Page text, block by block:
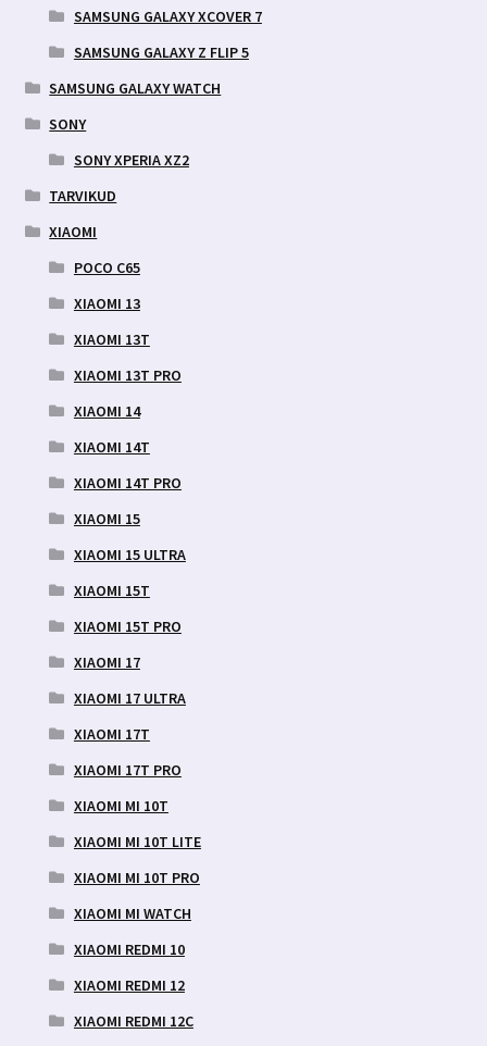
SAMSUNG GALAXY XCOVER 7
SAMSUNG GALAXY Z FLIP 5
SAMSUNG GALAXY WATCH
SONY
SONY XPERIA XZ2
TARVIKUD
XIAOMI
POCO C65
XIAOMI 13
XIAOMI 13T
XIAOMI 13T PRO
XIAOMI 14
XIAOMI 14T
XIAOMI 14T PRO
XIAOMI 15
XIAOMI 15 ULTRA
XIAOMI 15T
XIAOMI 15T PRO
XIAOMI 17
XIAOMI 17 ULTRA
XIAOMI 17T
XIAOMI 17T PRO
XIAOMI MI 10T
XIAOMI MI 10T LITE
XIAOMI MI 10T PRO
XIAOMI MI WATCH
XIAOMI REDMI 10
XIAOMI REDMI 12
XIAOMI REDMI 12C